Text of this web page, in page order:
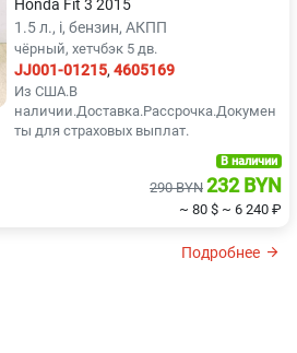
Honda Fit 3 2015
1.5 л., i, бензин, АКПП
чёрный, хетчбэк 5 дв.
JJ001-01215, 4605169
Из США.В
наличии.Доставка.Рассрочка.Докумен
ты для страховых выплат.
В наличии
290 BYN 232 BYN
~ 80 $ ~ 6 240 ₽
Подробнее